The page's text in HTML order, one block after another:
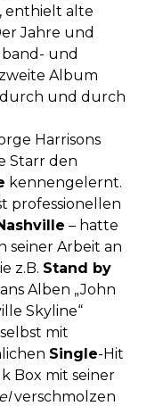
enthielt alte
Jahre und
und
Album
durch und durch
Harrisons
Starr den
kennengelernt.
professionellen
– hatte
seiner Arbeit an
z.B. Stand by
Alben „John
Skyline“
mit
Single-Hit
Box mit seiner
verschmolzen